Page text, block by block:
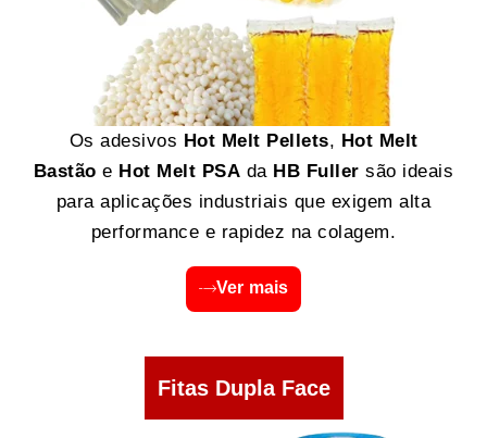
Os adesivos Hot Melt Pellets, Hot Melt
Bastão e Hot Melt PSA da HB Fuller são ideais
para aplicações industriais que exigem alta
performance e rapidez na colagem.
Ver mais
Fitas Dupla Face